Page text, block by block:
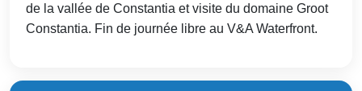
de la vallée de Constantia et visite du domaine Groot
Constantia. Fin de journée libre au V&A Waterfront.